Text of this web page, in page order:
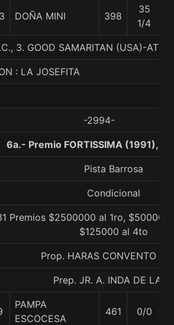
DOÑA MINI 398
35
1/4
3. GOOD SAMARITAN (USA)-
: LA JOSEFITA
-2994-
6a.- Premio FORTISSIMA (1991),
Pista Barrosa
Condicional
Premios $2500000 al 1ro,
$125000 al 4to
Prop. HARAS CONVENTO
Prep. JR. A. INDA DE LA C.
PAMPA
ESCOCESA
461 0/0